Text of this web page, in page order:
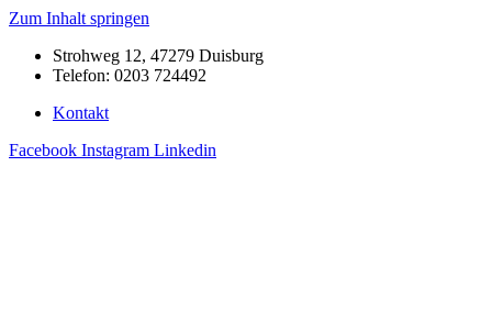
Zum Inhalt springen
Strohweg 12, 47279 Duisburg
Telefon: 0203 724492
Kontakt
Facebook Instagram Linkedin